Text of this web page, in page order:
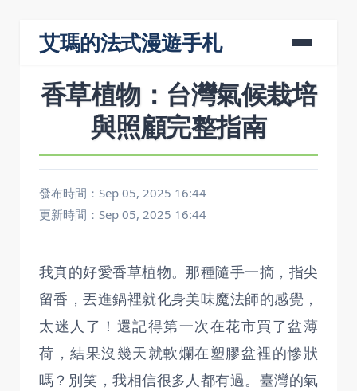
艾瑪的法式漫遊手札
香草植物：台灣氣候栽培
與照顧完整指南
發布時間：Sep 05, 2025 16:44
更新時間：Sep 05, 2025 16:44
我真的好愛香草植物。那種隨手一摘，指尖
留香，丟進鍋裡就化身美味魔法師的感覺，
太迷人了！還記得第一次在花市買了盆薄
荷，結果沒幾天就軟爛在塑膠盆裡的慘狀
嗎？別笑，我相信很多人都有過。臺灣的氣